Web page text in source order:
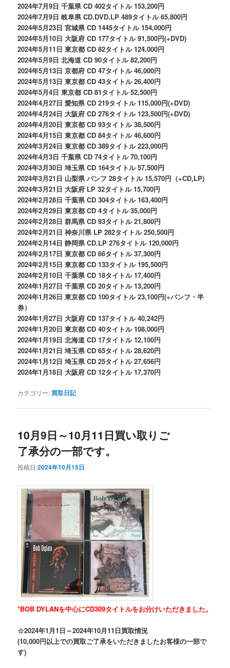
2024年7月9日 千葉県 CD 402タイトル 153,200円
2024年7月9日 岐阜県 CD.DVD.LP 489タイトル 65,800円
2024年5月23日 宮城県 CD 1445タイトル 154,000円
2024年5月10日 大阪府 CD 177タイトル 91,500円(+DVD)
2024年5月11日 東京都 CD 82タイトル 124,000円
2024年5月9日 北海道 CD 90タイトル 82,200円
2024年5月13日 京都府 CD 47タイトル 46,000円
2024年5月13日 東京都 CD 43タイトル 26,400円
2024年5月4日 東京都 CD 81タイトル 52,500円
2024年4月27日 愛知県 CD 219タイトル 115,000円(+DVD)
2024年4月24日 大阪府 CD 276タイトル 123,500円(+DVD)
2024年4月20日 東京都 CD 93タイトル 38,500円
2024年4月15日 東京都 CD 84タイトル 46,600円
2024年3月24日 東京都 CD 389タイトル 223,000円
2024年4月3日 千葉県 CD 74タイトル 70,100円
2024年3月30日 埼玉県 CD 164タイトル 57,500円
2024年3月21日 山梨県 パンフ 28タイトル 15,570円（+CD,LP)
2024年3月21日 大阪府 LP 32タイトル 15,700円
2024年2月28日 千葉県 CD 304タイトル 163,400円
2024年2月29日 東京都 CD 4タイトル 35,000円
2024年2月28日 群馬県 CD 93タイトル 21,800円
2024年2月21日 神奈川県 LP 282タイトル 250,500円
2024年2月14日 静岡県 CD.LP 276タイトル 120,000円
2024年2月17日 東京都 CD 66タイトル 37,300円
2024年2月15日 東京都 CD 133タイトル 195,500円
2024年2月10日 千葉県 CD 18タイトル 17,400円
2024年1月27日 千葉県 CD 20タイトル 13,200円
2024年1月26日 東京都 CD 100タイトル 23,100円(+パンフ・半
券）
2024年1月27日 大阪府 CD 137タイトル 40,242円
2024年1月20日 東京都 CD 40タイトル 108,000円
2024年1月19日 北海道 CD 17タイトル 12,100円
2024年1月21日 埼玉県 CD 65タイトル 28,620円
2024年1月12日 埼玉県 CD 25タイトル 27,656円
2024年1月18日 大阪府 CD 12タイトル 17,370円
カテゴリー: 買取日記
10月9日～10月11日買い取りご
了承分の一部です。
投稿日:2024年10月15日
*BOB DYLANを中心にCD309タイトルをお分けいただきました。
☆2024年1月1日～2024年10月11日買取情況
(10,000円以上での買取ご了承をいただきましたお客様の一部で
す)